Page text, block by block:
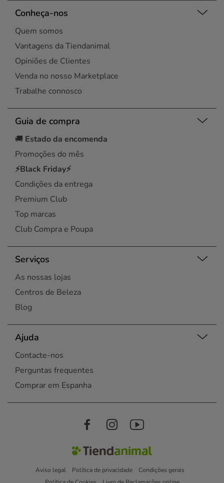
Conheça-nos
Quem somos
Vantagens da Tiendanimal
Opiniões de Clientes
Venda no nosso Marketplace
Trabalhe connosco
Guia de compra
🚚 Estado da encomenda
Promoções do mês
⚡Black Friday⚡
Condições da entrega
Premium Club
Top marcas
Club Compra e Poupa
Serviços
As nossas lojas
Centros de Beleza
Blog
Ajuda
Contacte-nos
Perguntas frequentes
Comprar em Espanha
Aviso legal Política de privacidade
Condições gerais